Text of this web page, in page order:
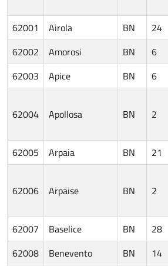
62001 Airola BN 24
62002
Amorosi BN 6
62003
Apice BN 6
62004 Apollosa BN 2
62005 Arpaia BN 21
62006 Arpaise BN 2
62007 Baselice BN 28
62008
Benevento BN 14